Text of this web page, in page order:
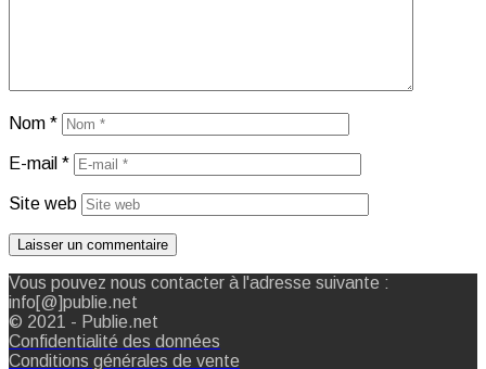
Nom *
E-mail *
Site web
Vous pouvez nous contacter à l'adresse suivante :
info[@]publie.net
© 2021 - Publie.net
Confidentialité des données
Conditions générales de vente